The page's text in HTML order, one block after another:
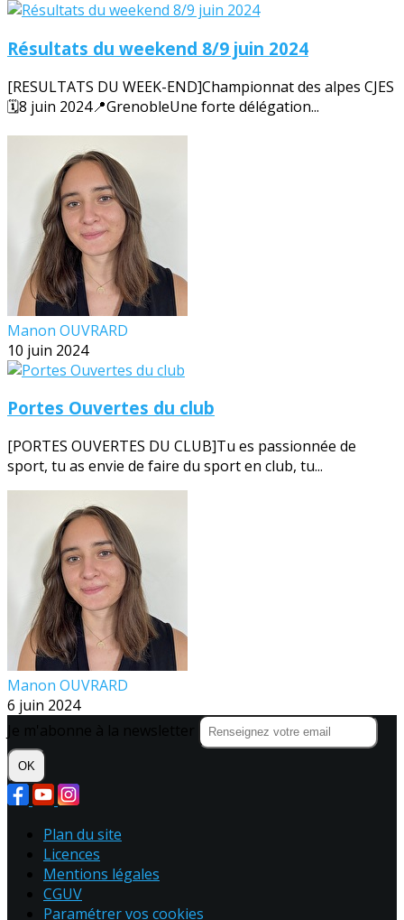
Résultats du weekend 8/9 juin 2024
[RESULTATS DU WEEK-END]Championnat des alpes CJES
🗓️8 juin 2024📍GrenobleUne forte délégation...
Manon OUVRARD
10 juin 2024
Portes Ouvertes du club
[PORTES OUVERTES DU CLUB]Tu es passionnée de
sport, tu as envie de faire du sport en club, tu...
Manon OUVRARD
6 juin 2024
OK
Plan du site
Licences
Mentions légales
CGUV
Paramétrer vos cookies